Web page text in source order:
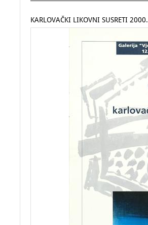
KARLOVAČKI LIKOVNI SUSRETI 2000.